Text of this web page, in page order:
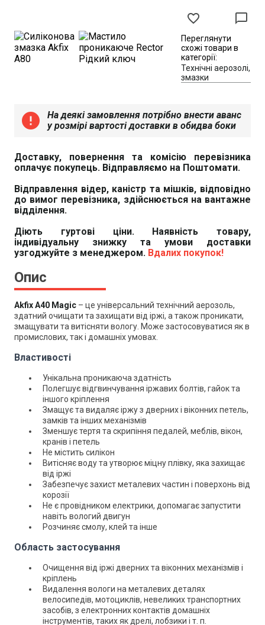
favorite_border chat_bubble_outline
Переглянути
схожі товари в
категорії:
Технічні аерозолі,
змазки
error
На деякі замовлення потрібно внести аванс
у розмірі вартості доставки в обидва боки
Доставку, повернення та комісію перевізника
оплачує покупець. Відправляємо на Поштомати.
Відправлення відер, каністр та мішків, відповідно
до вимог перевізника, здійснюється на вантажне
відділення.
Діють гуртові ціни. Наявність товару,
індивідуальну знижку та умови доставки
узгоджуйте з менеджером. Вдалих покупок!
Опис
Akfix A40 Magic – це універсальний технічний аерозоль,
здатний очищати та захищати від іржі, а також проникати,
змащувати та витісняти вологу. Може застосовуватися як в
промислових, так і домашніх умовах.
Властивості
Унікальна проникаюча здатність
Полегшує відгвинчування іржавих болтів, гайок та
іншого кріплення
Змащує та видаляє іржу з дверних і віконних петель,
замків та інших механізмів
Зменшує тертя та скрипіння педалей, меблів, вікон,
кранів і петель
Не містить силікон
Витісняє воду та утворює міцну плівку, яка захищає
від іржі
Забезпечує захист металевих частин і поверхонь від
корозії
Не є провідником електрики, допомагає запустити
навіть вологий двигун
Розчиняє смолу, клей та інше
Область застосування
Очищення від іржі дверних та віконних механізмів і
кріплень
Видалення вологи на металевих деталях
велосипедів, мотоциклів, невеликих транспортних
засобів, з електронних контактів домашніх
інструментів, таких як дрелі, лобзики і т. п.